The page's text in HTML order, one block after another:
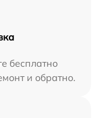
бесплатно
и обратно.